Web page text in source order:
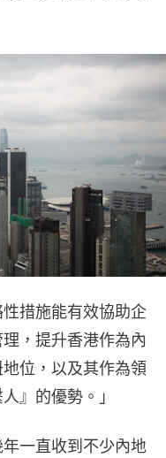
措施能有效協助企
，提升香港作為內
位，以及其作為領
』的優勢。」
一直收到不少內地